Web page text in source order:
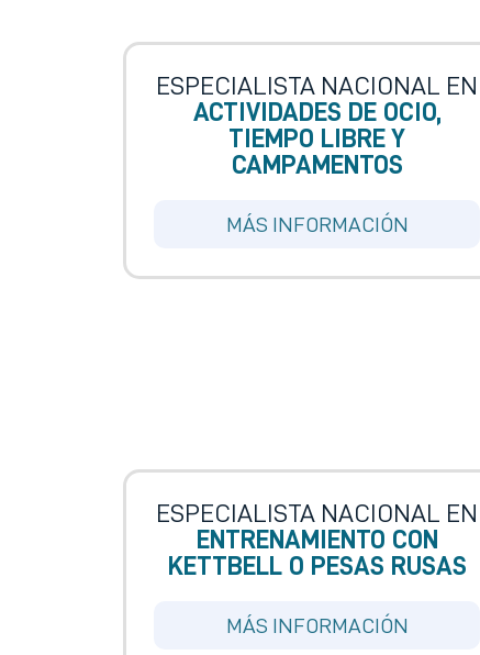
ESPECIALISTA NACIONAL EN
ACTIVIDADES DE OCIO,
TIEMPO LIBRE Y
CAMPAMENTOS
MÁS INFORMACIÓN
ESPECIALISTA NACIONAL EN
ENTRENAMIENTO CON
KETTBELL O PESAS RUSAS
MÁS INFORMACIÓN